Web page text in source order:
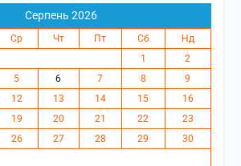
Серпень 2026
Ср Чт Пт Сб
Нд
1
2
5 6 7 8
9
12 13 14 15
16
19 20 21 22
23
26 27 28 29
30